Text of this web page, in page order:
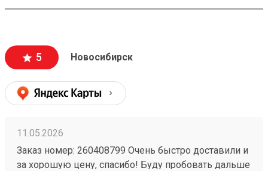
5 Новосибирск
11.05.2026
Заказ номер: 260408799 Очень быстро доставили и
за хорошую цену, спасибо! Буду пробовать дальше